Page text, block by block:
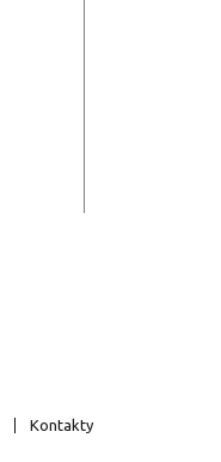
Kontakty